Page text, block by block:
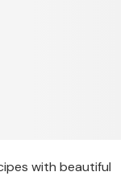
with beautiful